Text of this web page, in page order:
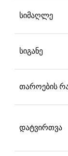
სიმაღლე
სიგანე
თაროების
დატვირთვა